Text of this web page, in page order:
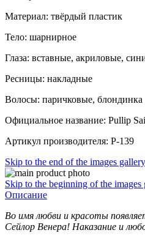
Материал: твёрдый пластик
Тело: шарнирное
Глаза: вставные, акриловые,
Ресницы: накладные
Волосы: паричковые, блондинка
Официальное название: Pullip
Артикул производителя: P-139
Skip to the end of the images gallery
Skip to the beginning of the images
Описание
Во имя любви и красоты
Сейлор Венера! Наказание и